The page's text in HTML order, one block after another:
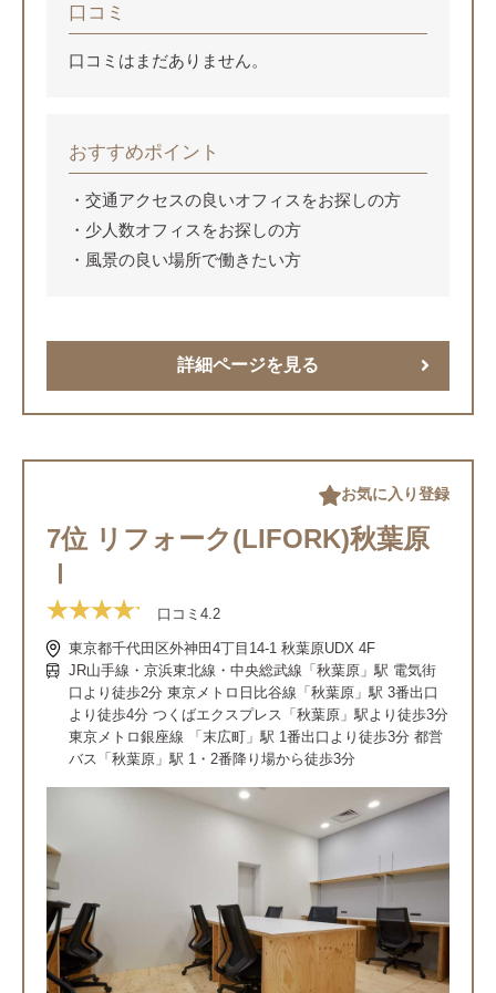
口コミ
口コミはまだありません。
おすすめポイント
交通アクセスの良いオフィスをお探しの方
少人数オフィスをお探しの方
風景の良い場所で働きたい方
詳細ページを見る
7位 リフォーク(LIFORK)秋葉原
Ⅰ
口コミ 4.2
東京都千代田区外神田4丁目14-1 秋葉原UDX 4F
JR山手線・京浜東北線・中央総武線「秋葉原」駅 電気街
口より徒歩2分 東京メトロ日比谷線「秋葉原」駅 3番出口
より徒歩4分 つくばエクスプレス「秋葉原」駅より徒歩3分
東京メトロ銀座線 「末広町」駅 1番出口より徒歩3分 都営
バス「秋葉原」駅 1・2番降り場から徒歩3分
お気に入り登録